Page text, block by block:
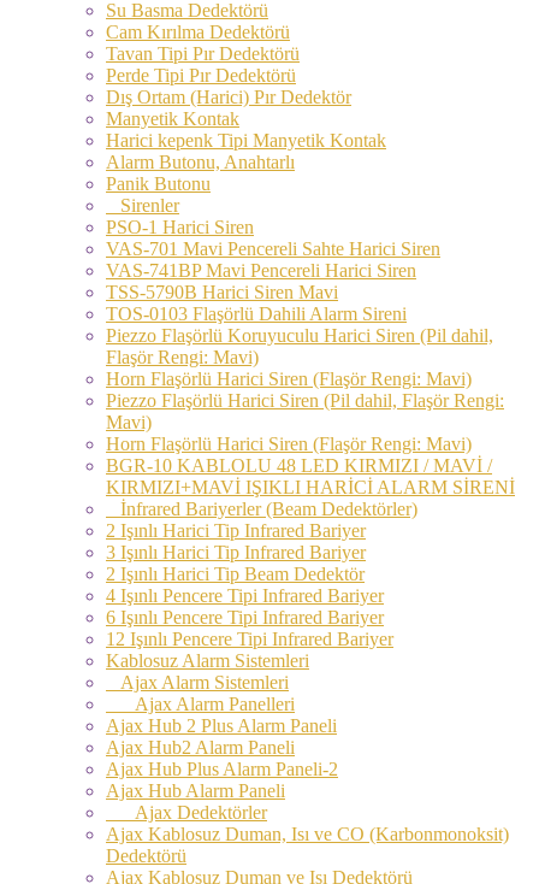
Su Basma Dedektörü
Cam Kırılma Dedektörü
Tavan Tipi Pır Dedektörü
Perde Tipi Pır Dedektörü
Dış Ortam (Harici) Pır Dedektör
Manyetik Kontak
Harici kepenk Tipi Manyetik Kontak
Alarm Butonu, Anahtarlı
Panik Butonu
Sirenler
PSO-1 Harici Siren
VAS-701 Mavi Pencereli Sahte Harici Siren
VAS-741BP Mavi Pencereli Harici Siren
TSS-5790B Harici Siren Mavi
TOS-0103 Flaşörlü Dahili Alarm Sireni
Piezzo Flaşörlü Koruyuculu Harici Siren (Pil dahil,
Flaşör Rengi: Mavi)
Horn Flaşörlü Harici Siren (Flaşör Rengi: Mavi)
Piezzo Flaşörlü Harici Siren (Pil dahil, Flaşör Rengi:
Mavi)
Horn Flaşörlü Harici Siren (Flaşör Rengi: Mavi)
BGR-10 KABLOLU 48 LED KIRMIZI / MAVİ /
KIRMIZI+MAVİ IŞIKLI HARİCİ ALARM SİRENİ
İnfrared Bariyerler (Beam Dedektörler)
2 Işınlı Harici Tip Infrared Bariyer
3 Işınlı Harici Tip Infrared Bariyer
2 Işınlı Harici Tip Beam Dedektör
4 Işınlı Pencere Tipi Infrared Bariyer
6 Işınlı Pencere Tipi Infrared Bariyer
12 Işınlı Pencere Tipi Infrared Bariyer
Kablosuz Alarm Sistemleri
Ajax Alarm Sistemleri
Ajax Alarm Panelleri
Ajax Hub 2 Plus Alarm Paneli
Ajax Hub2 Alarm Paneli
Ajax Hub Plus Alarm Paneli-2
Ajax Hub Alarm Paneli
Ajax Dedektörler
Ajax Kablosuz Duman, Isı ve CO (Karbonmonoksit)
Dedektörü
Ajax Kablosuz Duman ve Isı Dedektörü